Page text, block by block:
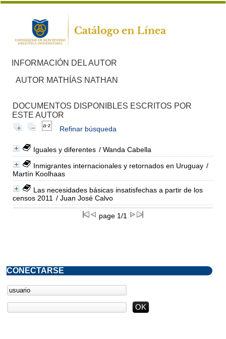
INFORMACIÓN DEL AUTOR
AUTOR MATHÍAS NATHAN
DOCUMENTOS DISPONIBLES ESCRITOS POR
ESTE AUTOR
Refinar búsqueda
Iguales y diferentes / Wanda Cabella
Inmigrantes internacionales y retornados en Uruguay /
Martín Koolhaas
Las necesidades básicas insatisfechas a partir de los
censos 2011 / Juan José Calvo
page 1/1
CONECTARSE